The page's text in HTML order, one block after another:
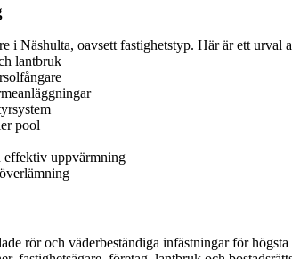
Näshulta, oavsett fastighetstyp. Här är ett urval
lantbruk
pool
effektiv uppvärmning
rör och väderbeständiga infästningar för